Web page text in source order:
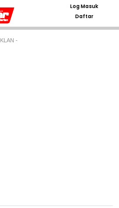
Log Masuk
Daftar
-